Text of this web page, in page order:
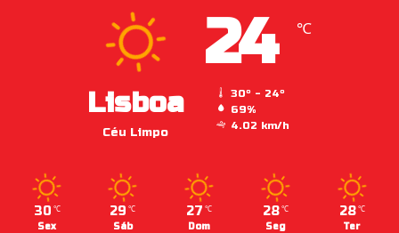
Lisboa
Céu Limpo
24 ℃
30º - 24º
69%
4.02 km/h
30 ℃
Sex
29 ℃
Sáb
27 ℃
Dom
28 ℃
Seg
28 ℃
Ter